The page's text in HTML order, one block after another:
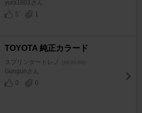
yura1801さん
5
1
TOYOTA 純正カラード
スプリンタートレノ [AE85/86]
Gungunさん
0
0